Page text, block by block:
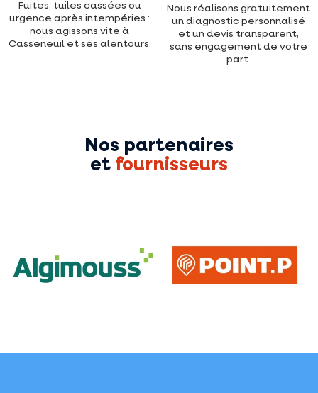
Fuites, tuiles cassées ou
urgence après intempéries :
nous agissons vite à
Casseneuil et ses alentours.
Nous réalisons gratuitement
un diagnostic personnalisé
et un devis transparent,
sans engagement de votre
part.
Nos partenaires
et fournisseurs